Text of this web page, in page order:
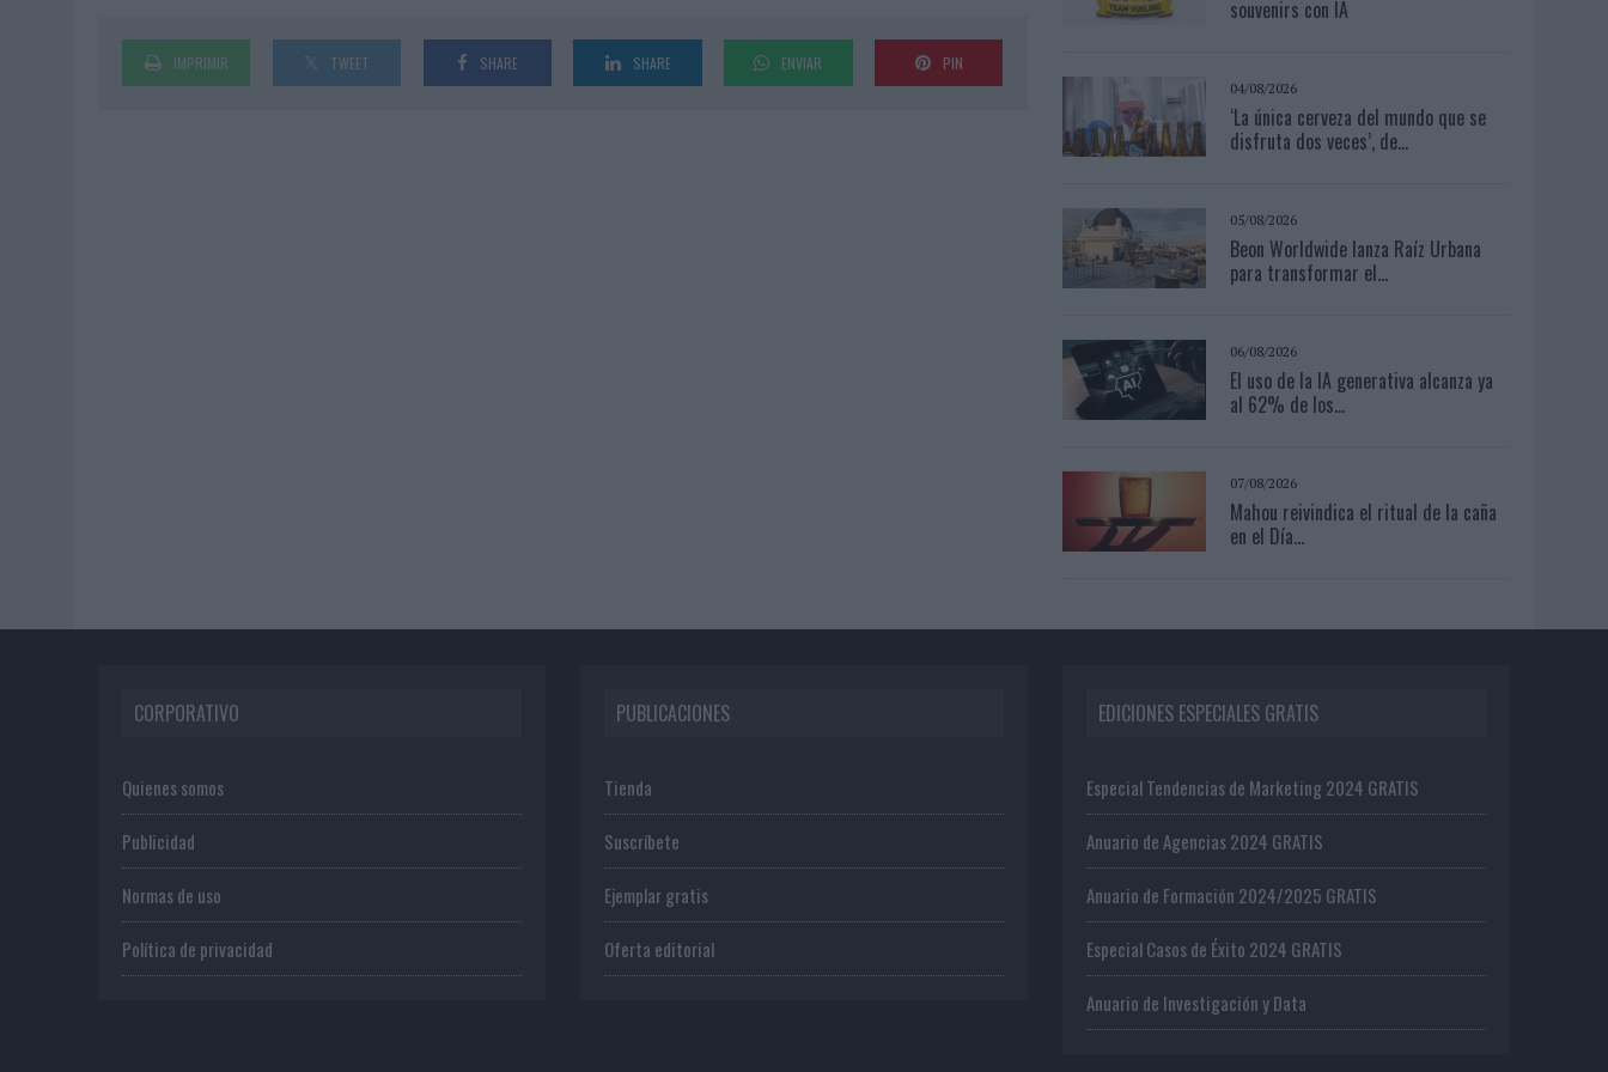
IMPRIMIR TWEET SHARE SHARE ENVIAR PIN
souvenirs con IA
04/08/2026
‘La única cerveza del mundo que se
disfruta dos veces’, de...
05/08/2026
Beon Worldwide lanza Raíz Urbana
para transformar el...
06/08/2026
El uso de la IA generativa alcanza ya
al 62% de los...
07/08/2026
Mahou reivindica el ritual de la caña
en el Día...
CORPORATIVO
Quienes somos
Publicidad
Normas de uso
Política de privacidad
PUBLICACIONES
Tienda
Suscríbete
Ejemplar gratis
Oferta editorial
EDICIONES ESPECIALES GRATIS
Especial Tendencias de Marketing 2024 GRATIS
Anuario de Agencias 2024 GRATIS
Anuario de Formación 2024/2025 GRATIS
Especial Casos de Éxito 2024 GRATIS
Anuario de Investigación y Data